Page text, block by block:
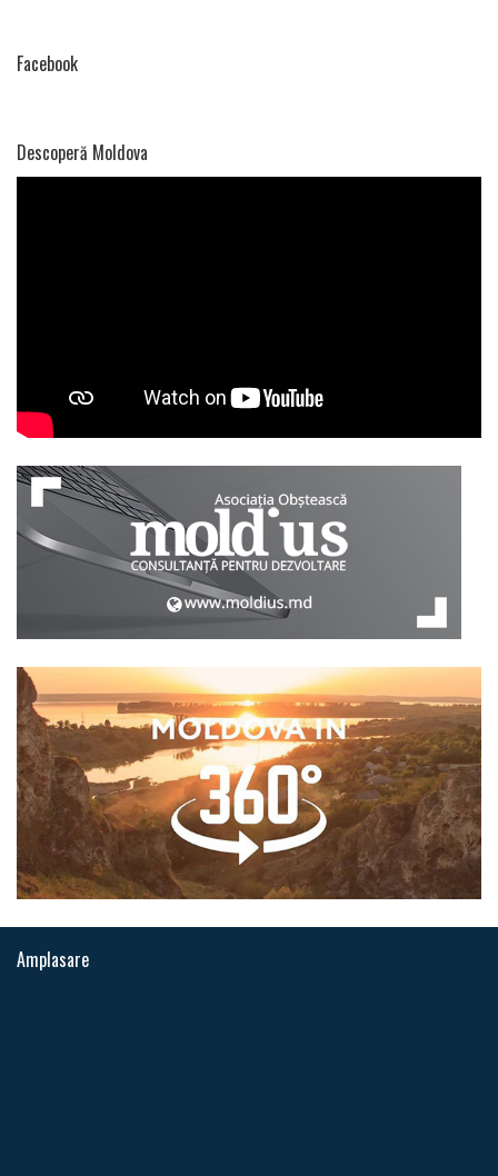
Facebook
Descoperă Moldova
Amplasare